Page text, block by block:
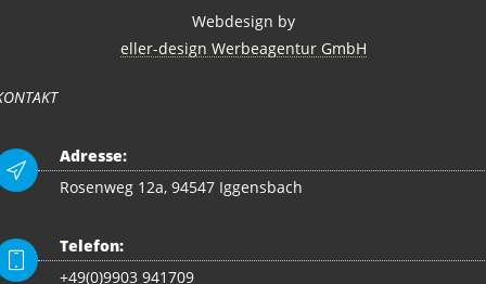
Webdesign by
eller-design Werbeagentur GmbH
Adresse:
Rosenweg 12a, 94547 Iggensbach
Telefon:
+49(0)9903 941709